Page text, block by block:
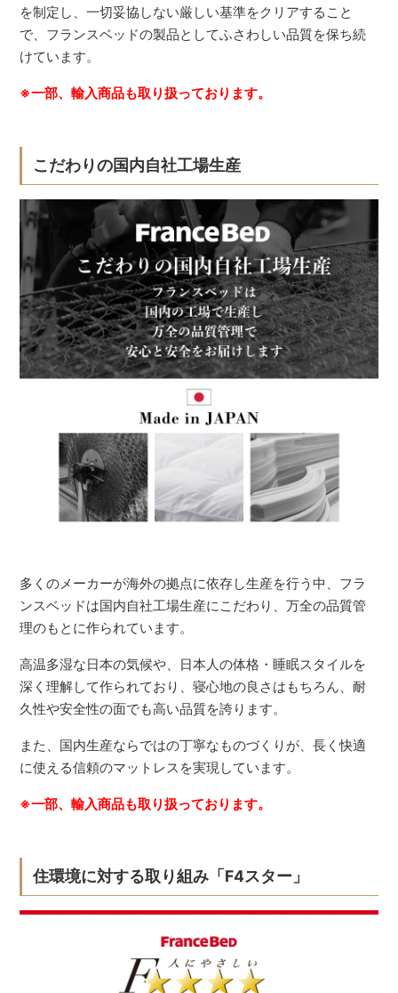
を制定し、一切妥協しない厳しい基準をクリアすること
で、フランスベッドの製品としてふさわしい品質を保ち続
けています。
※一部、輸入商品も取り扱っております。
こだわりの国内自社工場生産
多くのメーカーが海外の拠点に依存し生産を行う中、フラ
ンスベッドは国内自社工場生産にこだわり、万全の品質管
理のもとに作られています。
高温多湿な日本の気候や、日本人の体格・睡眠スタイルを
深く理解して作られており、寝心地の良さはもちろん、耐
久性や安全性の面でも高い品質を誇ります。
また、国内生産ならではの丁寧なものづくりが、長く快適
に使える信頼のマットレスを実現しています。
※一部、輸入商品も取り扱っております。
住環境に対する取り組み「F4スター」